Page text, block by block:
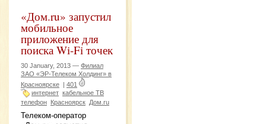
«Дом.ru» запустил
мобильное
приложение для
поиска Wi-Fi точек
30 January, 2013 — Филиал
ЗАО «ЭР-Телеком Холдинг» в
Красноярске | 401
интернет кабельное ТВ
телефон Красноярск Дом.ru
Телеком-оператор